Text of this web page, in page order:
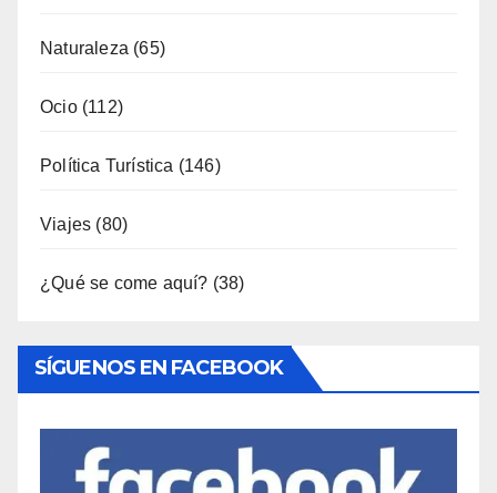
Interior(158)
Música(34)
Naturaleza(65)
Ocio(112)
Política Turística(146)
¿Qué se come aquí?(38)
SÍGUENOS EN FACEBOOK